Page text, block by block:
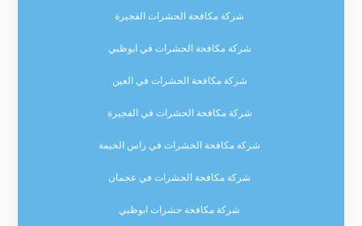
شركة مكافحة الحشرات الفجيرة
شركة مكافحة الحشرات في ابوظبي
شركة مكافحة الحشرات في العين
شركة مكافحة الحشرات في الفجيرة
شركة مكافحة الحشرات في راس الخيمة
شركة مكافحة الحشرات في عجمان
شركة مكافحة حشرات ابوظبي